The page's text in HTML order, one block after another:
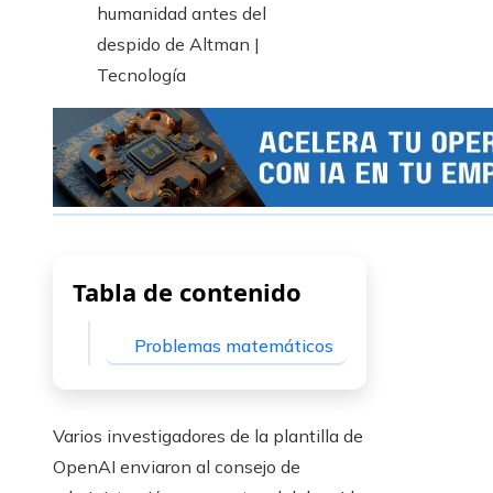
Tabla de contenido
Problemas matemáticos
Varios investigadores de la plantilla de
OpenAI enviaron al consejo de